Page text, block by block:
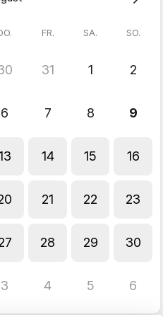
möglich! Schreibt uns
weiteren Informationen
FR. SA. SO.
31 1 2
6 7 8 9
14 15 16
21 22 23
28 29 30
3 4 5 6